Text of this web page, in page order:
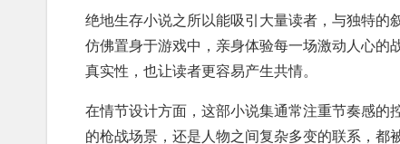
绝地生存小说之所以能吸引大量读者，与独特
仿佛置身于游戏中，亲身体验每一场激动人心
真实性，也让读者更容易产生共情。
在情节设计方面，这部小说集通常注重节奏感
的枪战场景，还是人物之间复杂多变的联系，